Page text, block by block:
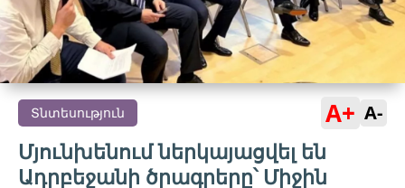
Տնտեսություն A+ A-
Մյունխենում ներկայացվել են
Ադրբեջանի ծրագրերը՝ Միջին